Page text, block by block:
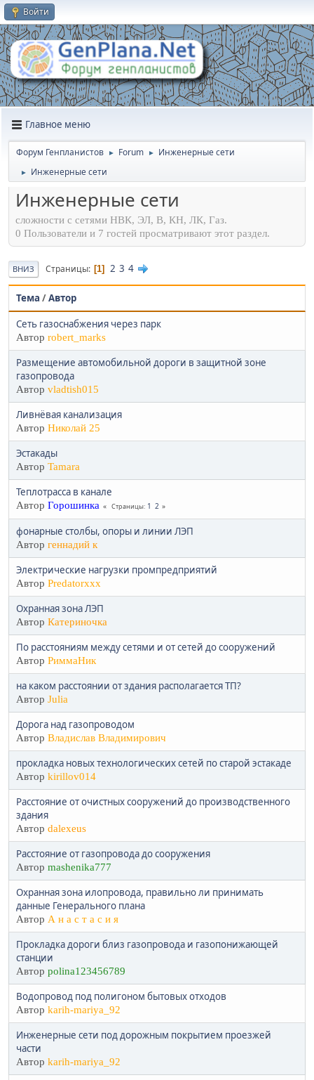
Войти
Главное меню
Форум Генпланистов ► Forum ► Инженерные сети
► Инженерные сети
Инженерные сети
сложности с сетями НВК, ЭЛ, В, КН, ЛК, Газ.
0 Пользователи и 7 гостей просматривают этот раздел.
ВНИЗ Страницы 1 2 3 4
Тема /Автор
Сеть газоснабжения через парк
Автор robert_marks
Размещение автомобильной дороги в защитной зоне
газопровода
Автор vladtish015
Ливнёвая канализация
Автор Николай 25
Эстакады
Автор Tamara
Теплотрасса в канале
Автор Горошинка Страницы 1 2
фонарные столбы, опоры и линии ЛЭП
Автор геннадий к
Электрические нагрузки промпредприятий
Автор Predatorxxx
Охранная зона ЛЭП
Автор Катериночка
По расстояниям между сетями и от сетей до сооружений
Автор РиммаНик
на каком расстоянии от здания располагается ТП?
Автор Julia
Дорога над газопроводом
Автор Владислав Владимирович
прокладка новых технологических сетей по старой эстакаде
Автор kirillov014
Расстояние от очистных сооружений до производственного
здания
Автор dalexeus
Расстояние от газопровода до сооружения
Автор mashenika777
Охранная зона илопровода, правильно ли принимать
данные Генерального плана
Автор А н а с т а с и я
Прокладка дороги близ газопровода и газопонижающей
станции
Автор polina123456789
Водопровод под полигоном бытовых отходов
Автор karih-mariya_92
Инженерные сети под дорожным покрытием проезжей
части
Автор karih-mariya_92